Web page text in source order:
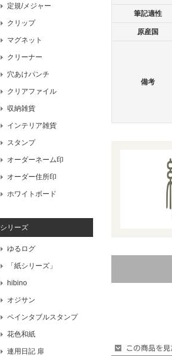
定規/メジャー
クリップ
マグネット
クリーナー
穴あけパンチ
クリアファイル
収納雑貨
インテリア雑貨
スタンプ
オーダーネーム印
オーダー住所印
ホワイトボード
シリーズ
ゆるログ
「紙シリーズ」
hibino
オジサン
ペインタブルスタンプ
花色和紙
連用日記 扉
筆記適性
原産国
備考